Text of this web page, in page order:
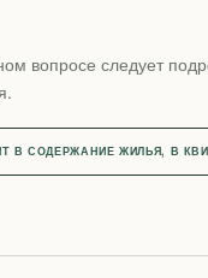
вопросе следует
В СОДЕРЖАНИЕ ЖИЛЬЯ, В